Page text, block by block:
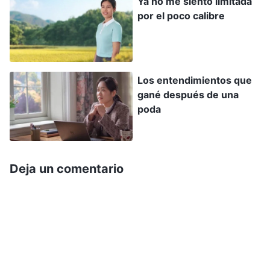
sufrimiento tiene sentido y valor. Me alivió
comprender esto y no me sentía tan limitado.
A finales de aquel mes, mi hijo y su esposa
volvieron a casa por Año Nuevo. En cuanto
regresó nuestra nuera, perdió los estribos con mi
esposa y conmigo: “Les dijimos que no creyeran
en Dios, pero no hacen caso. ¡Se empeñan en
Si renuncian a su fe, pueden seguir viviendo aquí;
por el poco calibre
Los entendimientos que
gané después de una
poda
Deja un comentario